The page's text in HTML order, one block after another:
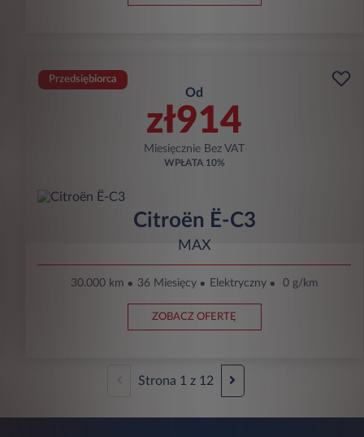
Przedsiębiorca
Od
zł914
Miesięcznie Bez VAT
WPŁATA 10%
Citroën Ë-C3
MAX
30.000 km 36 Miesięcy Elektryczny 0 g/km
ZOBACZ OFERTĘ
Strona 1 z 12